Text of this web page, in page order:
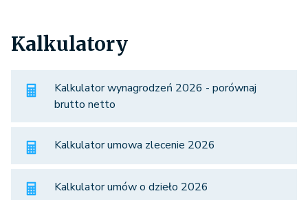
Kalkulatory
Kalkulator wynagrodzeń 2026 - porównaj
brutto netto
Kalkulator umowa zlecenie 2026
Kalkulator umów o dzieło 2026